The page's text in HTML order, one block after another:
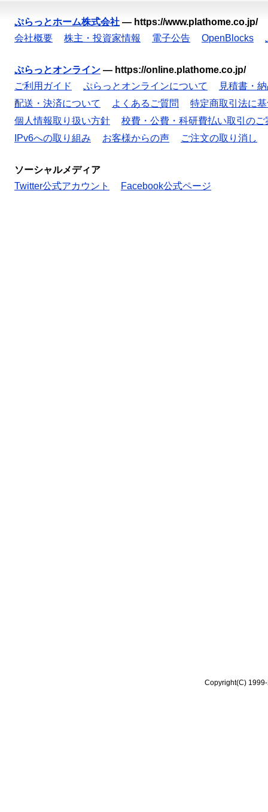
ぷらっとホーム株式会社 — https://www.plathome.co.jp/
会社概要
株主・投資家情報 電子公告 OpenBlocks
ぷらっとオンライン — https://online.plathome.co.jp/
ご利用ガイド
ぷらっとオンラインについて
見積書・
配送・決済について
よくあるご質問
特定商取引法に
個人情報取り扱い方針
校費・公費・科研費払い取引のご
IPv6への取り組み
お客様からの声 ご注文の取り消し
ソーシャルメディア
Twitter公式アカウント
Facebook公式ページ
Copyright(C)